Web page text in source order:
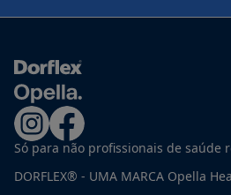
Só para não profissionais de saúde
DORFLEX® - UMA MARCA Opella